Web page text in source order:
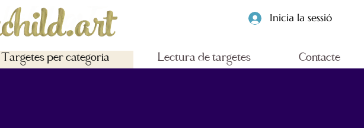
Targetes per categoria Lectura de targetes Contacte
Inicia la sessió